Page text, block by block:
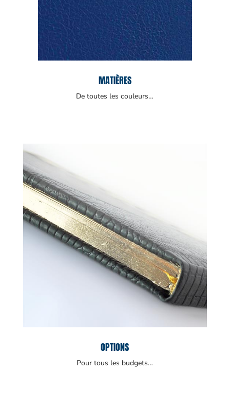
MATIÈRES
De toutes les couleurs…
OPTIONS
Pour tous les budgets…